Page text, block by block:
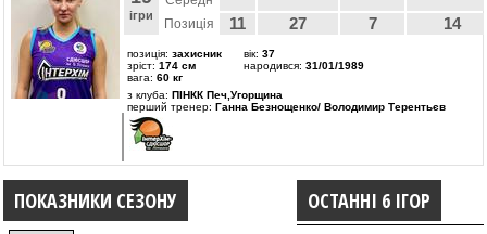
ігри
Позиція 11 27 7 14
позиція: захисник
зріст: 174 см
вага: 60 кг
вік: 37
народився: 31/01/1989
з клуба: ПІНКК Печ,Угорщина
перший тренер: Ганна Безнощенко/ Володимир Терентьєв
ПОКАЗНИКИ СЕЗОНУ ОСТАННІ 6 ІГОР